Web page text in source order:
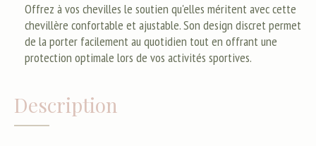
Offrez à vos chevilles le soutien qu'elles méritent avec cette
chevillère confortable et ajustable. Son design discret permet
de la porter facilement au quotidien tout en offrant une
protection optimale lors de vos activités sportives.
Description